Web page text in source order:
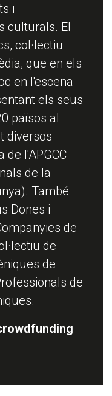
i
culturals. El
col·lectiu
que en els
en l'escena
els seus
països al
diversos
de l'APGCC
de la
També
Dones i
de
de
de
de